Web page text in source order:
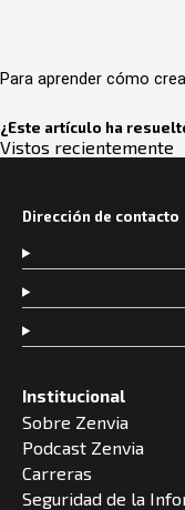
Para aprender cómo
¿Este artículo ha
Vistos recientemente
Institucional
Sobre Zenvia
Podcast Zenvia
Carreras
Seguridad de la
Dirección de contacto